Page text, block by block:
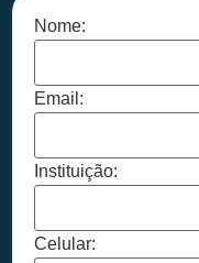
Nome:
Email:
Instituição:
Celular: